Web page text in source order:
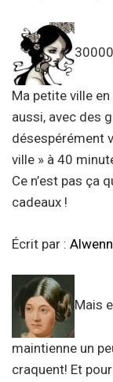
Ma petite ville
aussi, avec des
désespérément
ville » à 40
Ce n’est pas ça
cadeaux !
Écrit par : Alwenn
Mais
maintienne un
craquent! Et